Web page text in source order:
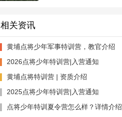
相关资讯
黄埔点将少年军事特训营，教官介绍
2026点将少年特训营|入营通知
黄埔点将特训营 | 资质介绍
2025点将少年特训营|入营通知
点将少年特训夏令营怎么样？详情介绍